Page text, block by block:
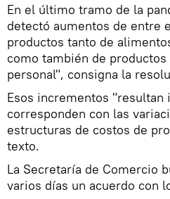
En el último tramo de la
detectó aumentos de entre
productos tanto de
como también de
personal", consigna la
Esos incrementos "resultan
corresponden con las
estructuras de costos de
texto.
La Secretaría de Comercio
varios días un acuerdo con